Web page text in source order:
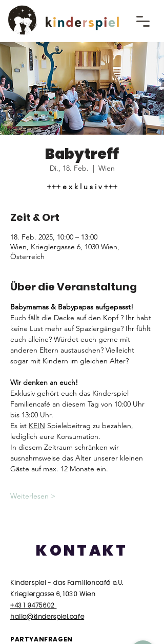
Babytreff
Di., 18. Feb.
  |
Wien
+++ e x k l u s i v +++
Zeit & Ort
18. Feb. 2025, 10:00 – 13:00
Wien, Krieglergasse 6, 1030 Wien,
Österreich
Über die Veranstaltung
Babymamas & Babypapas aufgepasst!
Euch fällt die Decke auf den Kopf ? Ihr habt
keine Lust mehr auf Spaziergänge? Ihr fühlt
euch alleine? Würdet euch gerne mit
anderen Eltern austauschen? Vielleicht
sogar mit Kindern im gleichen Alter?
Wir denken an euch!
Exklusiv gehört euch das Kinderspiel
Familiencafé an diesem Tag von 10:00 Uhr
bis 13:00 Uhr.
Es ist KEIN Spielebeitrag zu bezahlen,
lediglich eure Konsumation.
In diesem Zeitraum schränken wir
ausnahmsweise das Alter unserer kleinen
Gäste auf max. 12 Monate ein.
Weiterlesen >
KONTAKT
Kinderspiel - das Familiencafé e.U.
Krieglergasse 6, 1030 Wien
+43 1 9475602
hallo@kinderspiel.cafe
PARTYANFRAGEN